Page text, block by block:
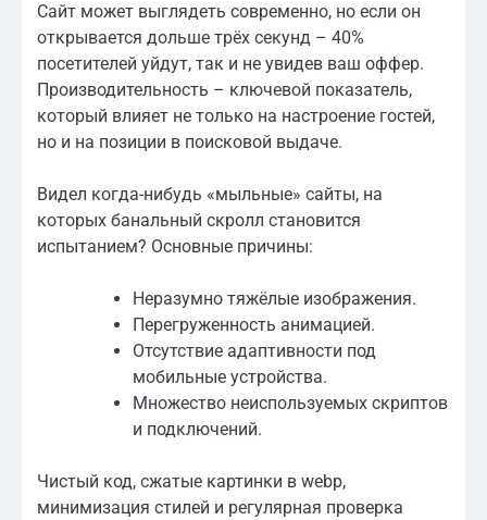
Сайт может выглядеть современно, но если он
открывается дольше трёх секунд – 40%
посетителей уйдут, так и не увидев ваш оффер.
Производительность – ключевой показатель,
который влияет не только на настроение гостей,
но и на позиции в поисковой выдаче.
Видел когда-нибудь «мыльные» сайты, на
которых банальный скролл становится
испытанием? Основные причины:
Неразумно тяжёлые изображения.
Перегруженность анимацией.
Отсутствие адаптивности под
мобильные устройства.
Множество неиспользуемых скриптов
и подключений.
Чистый код, сжатые картинки в webp,
минимизация стилей и регулярная проверка